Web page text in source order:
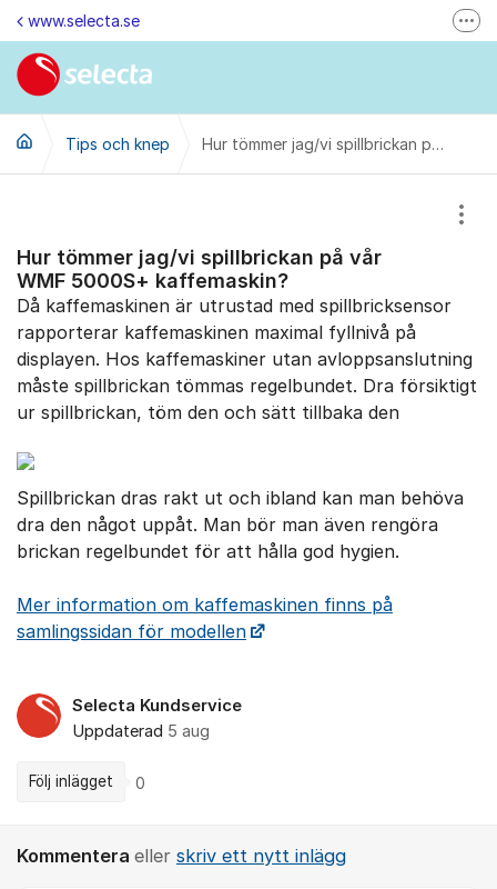
Hoppa till innehåll
www.selecta.se
Ändra dina kunduppgifter
Besök oss på LinkedIn
Tips och knep Hur tömmer jag/vi spillbrickan på vår WMF 5000S+ kaffemaskin?
Hur tömmer jag/vi spillbrickan på vår
WMF 5000S+ kaffemaskin?
Då kaffemaskinen är utrustad med spillbricksensor
rapporterar kaffemaskinen maximal fyllnivå på
displayen. Hos kaffemaskiner utan avloppsanslutning
måste spillbrickan tömmas regelbundet. Dra försiktigt
ur spillbrickan, töm den och sätt tillbaka den
Spillbrickan dras rakt ut och ibland kan man behöva
dra den något uppåt. Man bör man även rengöra
brickan regelbundet för att hålla god hygien.
Mer information om kaffemaskinen finns på
samlingssidan för modellen
Selecta Kundservice
Uppdaterad 5 aug
Följ inlägget 0
Kommentera eller skriv ett nytt inlägg